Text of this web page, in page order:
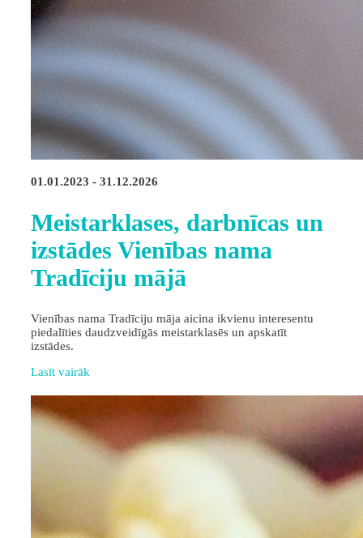
01.01.2023 - 31.12.2026
Meistarklases, darbnīcas un
izstādes Vienības nama
Tradīciju mājā
Vienības nama Tradīciju māja aicina ikvienu interesentu
piedalīties daudzveidīgās meistarklasēs un apskatīt
izstādes.
Lasīt vairāk